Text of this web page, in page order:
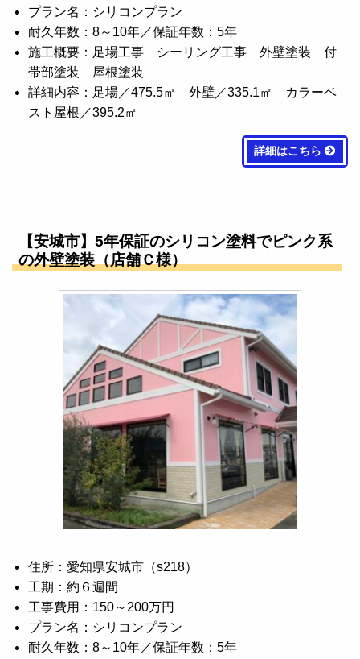
プラン名：シリコンプラン
耐久年数：8～10年／保証年数：5年
施工概要：足場工事 シーリング工事 外壁塗装 付
帯部塗装 屋根塗装
詳細内容：足場／475.5㎡ 外壁／335.1㎡ カラーベ
スト屋根／395.2㎡
詳細はこちら
【安城市】5年保証のシリコン塗料でピンク系
の外壁塗装（店舗Ｃ様）
住所：愛知県安城市（s218）
工期：約６週間
工事費用：150～200万円
プラン名：シリコンプラン
耐久年数：8～10年／保証年数：5年